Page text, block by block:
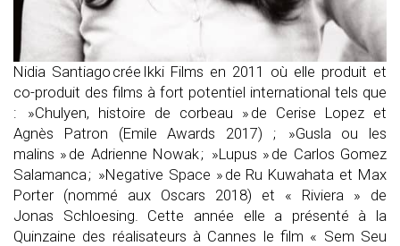
Nidia Santiago crée Ikki Films en 2011 où elle produit et
co-produit des films à fort potentiel international tels que
: »Chulyen, histoire de corbeau » de Cerise Lopez et
Agnès Patron (Emile Awards 2017) ; »Gusla ou les
malins » de Adrienne Nowak ; »Lupus » de Carlos Gomez
Salamanca ; »Negative Space » de Ru Kuwahata et Max
Porter (nommé aux Oscars 2018) et « Riviera » de
Jonas Schloesing . Cette année elle a présenté à la
Quinzaine des réalisateurs à Cannes le film « Sem Seu